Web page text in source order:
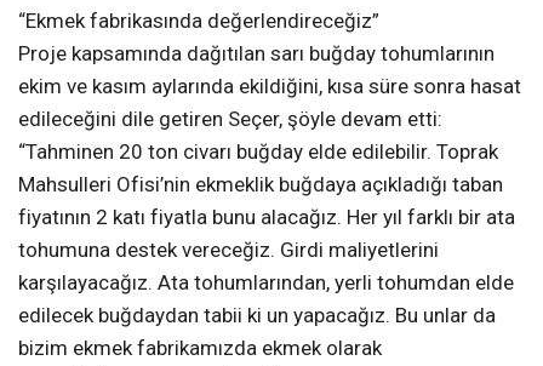
“Ekmek fabrikasında değerlendireceğiz”
Proje kapsamında dağıtılan sarı buğday tohumlarının
ekim ve kasım aylarında ekildiğini, kısa süre sonra hasat
edileceğini dile getiren Seçer, şöyle devam etti:
“Tahminen 20 ton civarı buğday elde edilebilir. Toprak
Mahsulleri Ofisi’nin ekmeklik buğdaya açıkladığı taban
fiyatının 2 katı fiyatla bunu alacağız. Her yıl farklı bir ata
tohumuna destek vereceğiz. Girdi maliyetlerini
karşılayacağız. Ata tohumlarından, yerli tohumdan elde
edilecek buğdaydan tabii ki un yapacağız. Bu unlar da
bizim ekmek fabrikamızda ekmek olarak